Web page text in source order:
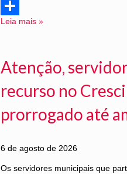
Twitter
Share
Leia mais »
Atenção,
recurso no
prorrogado até
6 de agosto de 2026
Os servidores municipais que